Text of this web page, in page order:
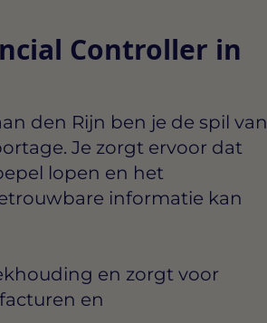
Controller in
den Rijn ben je de spil van
Je zorgt ervoor dat
lopen en het
informatie kan
en zorgt voor
en